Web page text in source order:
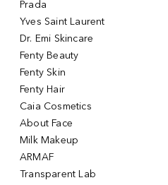
Prada
Yves Saint Laurent
Dr. Emi Skincare
Fenty Beauty
Fenty Skin
Fenty Hair
Caia Cosmetics
About Face
Milk Makeup
ARMAF
Transparent Lab